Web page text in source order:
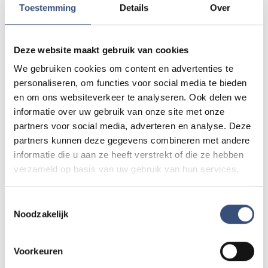
Toestemming Details Over
Deze website maakt gebruik van cookies
We gebruiken cookies om content en advertenties te
personaliseren, om functies voor social media te bieden
en om ons websiteverkeer te analyseren. Ook delen we
informatie over uw gebruik van onze site met onze
partners voor social media, adverteren en analyse. Deze
partners kunnen deze gegevens combineren met andere
informatie die u aan ze heeft verstrekt of die ze hebben
verzameld op basis van uw gebruik van hun services.
Noodzakelijk
Voorkeuren
Zie je een fout in dit artikel, werkt iets niet goed of kom je een
advertentie tegen die niet klopt? Laat het ons weten via
redactie@omroeparchipel.nl. We kijken er graag naar.
Andere events
DI
AUG.
Magic Summer show met Steven Kazàn
Kinderdagen bij RTM-trammuseum in